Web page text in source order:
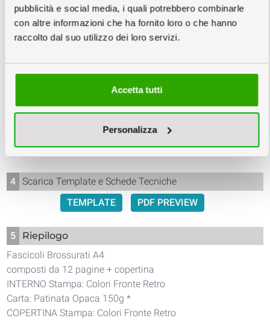
pubblicità e social media, i quali potrebbero combinarle
con altre informazioni che ha fornito loro o che hanno
raccolto dal suo utilizzo dei loro servizi.
Accetta tutti
Personalizza
Venerdì
04
Settembre
10,19 €/cad
Mercoledì
09
Settembre
185,20 €
9,26 €/cad
16
Settembre
7,87 €/cad
4 Scarica Template e Schede Tecniche
TEMPLATE
PDF PREVIEW
5
Riepilogo
Fascicoli Brossurati A4
composti da 12 pagine + copertina
INTERNO Stampa: Colori Fronte Retro
Carta: Patinata Opaca 150g *
COPERTINA Stampa: Colori Fronte Retro